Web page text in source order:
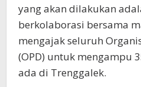
yang akan dilakukan
berkolaborasi bersama
mengajak seluruh
(OPD) untuk mengampu
ada di Trenggalek.